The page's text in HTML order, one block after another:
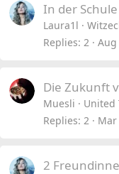
In der
Laura1l
Replies 2 Aug
Die Zukunft
Muesli
United
Replies 2 Mar
2